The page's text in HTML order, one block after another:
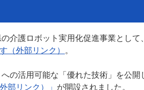
介護ロボット実用化促進事業として、
（外部リンク） 。
の活用可能な「優れた技術」を公開
部リンク）」 が開設されました。